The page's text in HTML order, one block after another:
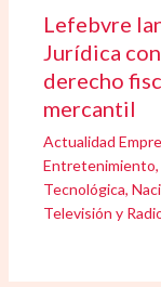
Lefebvre
Jurídica
derecho
mercantil
Actualidad
Entretenimiento
Tecnológica,
Televisión y